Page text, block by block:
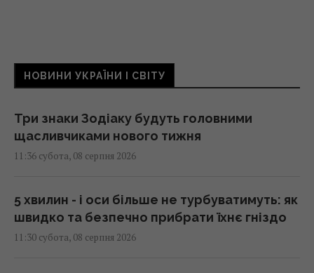
НОВИНИ УКРАЇНИ І СВІТУ
Три знаки Зодіаку будуть головними
щасливчиками нового тижня
11:36 субота, 08 серпня 2026
5 хвилин - і оси більше не турбуватимуть: як
швидко та безпечно прибрати їхнє гніздо
11:30 субота, 08 серпня 2026